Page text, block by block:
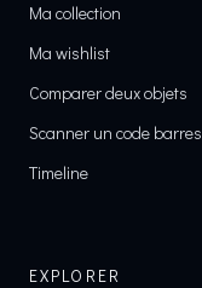
Ma collection
Ma wishlist
Comparer deux objets
Scanner un code barres
Timeline
EXPLORER